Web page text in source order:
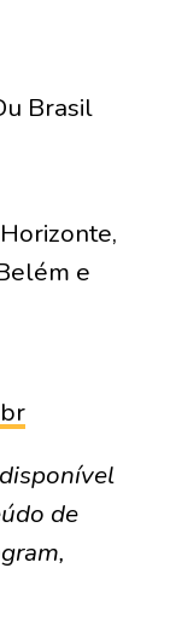
Brasil
e
de